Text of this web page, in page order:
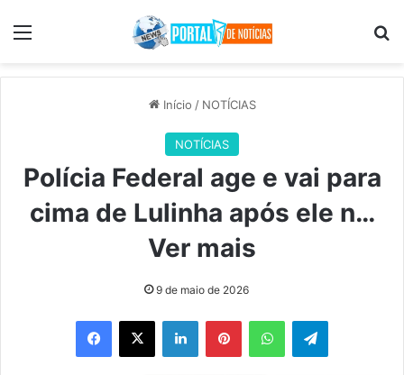
Menu
Início / NOTÍCIAS
NOTÍCIAS
Polícia Federal age e vai para
cima de Lulinha após ele n…
Ver mais
9 de maio de 2026
Facebook
X LinkedinPinterestWhatsAppTelegram